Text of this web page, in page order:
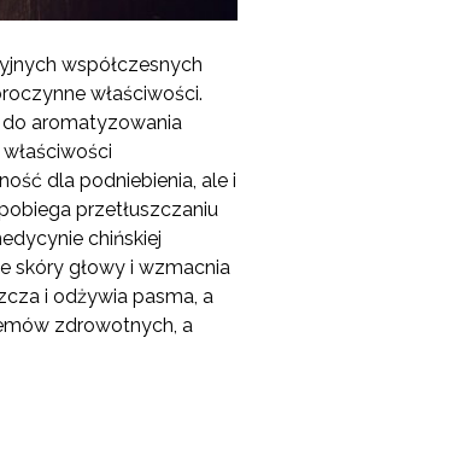
współczesnych
właściwości.
do aromatyzowania
dla podniebienia, ale i
przetłuszczaniu
chińskiej
skóry głowy i wzmacnia
i odżywia pasma, a
zdrowotnych, a